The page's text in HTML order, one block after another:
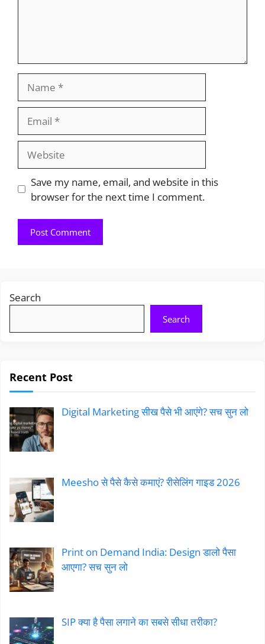
Website
Save my name, email, and website in this
browser for the next time I comment.
Search
Search
Recent Post
Digital Marketing सीख पैसे भी आएंगे? सच सुन लो
Meesho से पैसे कैसे कमाएं? रीसेलिंग गाइड 2026
Print on Demand India: Design डालो पैसा
आएगा? सच सुन लो
SIP क्या है पैसा लगाने का सबसे सीधा तरीका?